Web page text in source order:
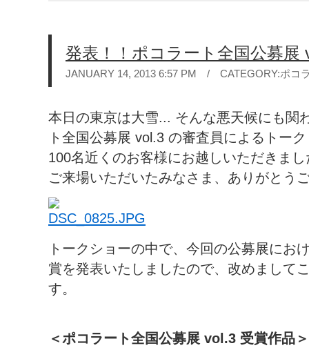
発表！！ポコラート全国公募展
JANUARY 14, 2013 6:57 PM / CATEGORY:ポコ
本日の東京は大雪... そんな悪天候にも関
ト全国公募展 vol.3 の審査員によるトー
100名近くのお客様にお越しいただきま
ご来場いただいたみなさま、ありがとう
トークショーの中で、今回の公募展にお
賞を発表いたしましたので、改めまして
す。
＜ポコラート全国公募展 vol.3 受賞作品＞